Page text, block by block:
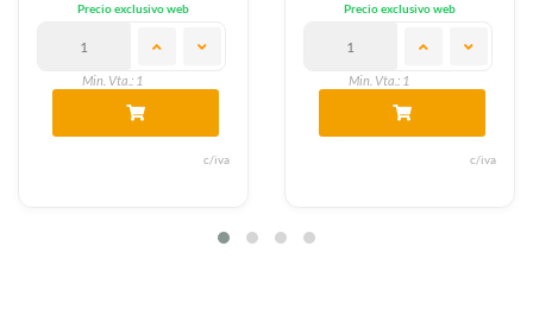
Precio exclusivo web Precio exclusivo web